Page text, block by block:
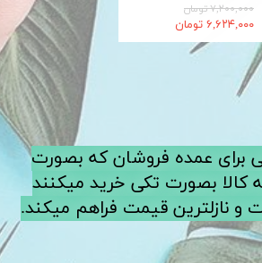
۷,۲۰۰,۰۰۰ تومان
۶,۶۲۴,۰۰۰ تومان
برای عمده فروشان که بصورت
بصورت تکی خرید میکنند
و نازلترین قیمت فراهم میکند.